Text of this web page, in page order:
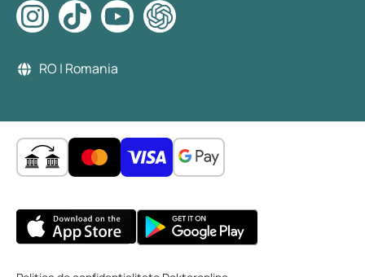
RO | Romania